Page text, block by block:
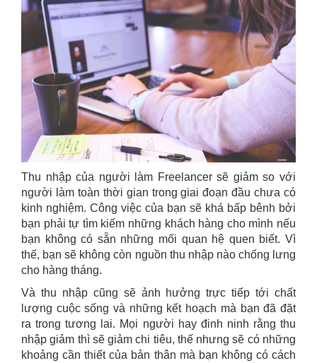
Thu nhập của người làm Freelancer sẽ giảm so với
người làm toàn thời gian trong giai đoạn đầu chưa có
kinh nghiệm. Công việc của bạn sẽ khá bấp bênh bởi
bạn phải tự tìm kiếm những khách hàng cho mình nếu
bạn không có sẵn những mối quan hệ quen biết. Vì
thế, bạn sẽ không còn nguồn thu nhập nào chống lưng
cho hàng tháng.
Và thu nhập cũng sẽ ảnh hưởng trực tiếp tới chất
lượng cuộc sống và những kết hoạch mà bạn đã đặt
ra trong tương lai. Mọi người hay đinh ninh rằng thu
nhập giảm thì sẽ giảm chi tiêu, thế nhưng sẽ có những
khoảng cần thiết của bản thân mà bạn không có cách